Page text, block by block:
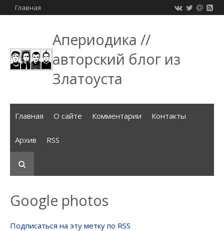
Главная
Апериодика //
авторский блог из
Златоуста
Главная О сайте Комментарии Контакты
Архив RSS
Google photos
Подписаться на эту метку по RSS